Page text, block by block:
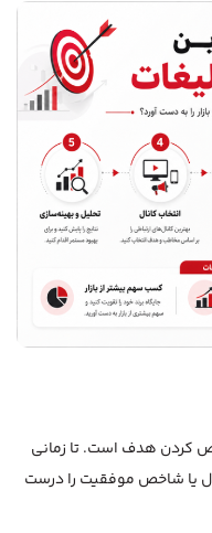
کردن هدف است. تا زمانی
یا شاخص موفقیت را درست